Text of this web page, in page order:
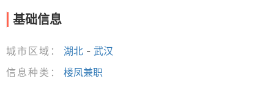
基础信息
城市区域： 湖北 - 武汉
信息种类：
楼凤兼职